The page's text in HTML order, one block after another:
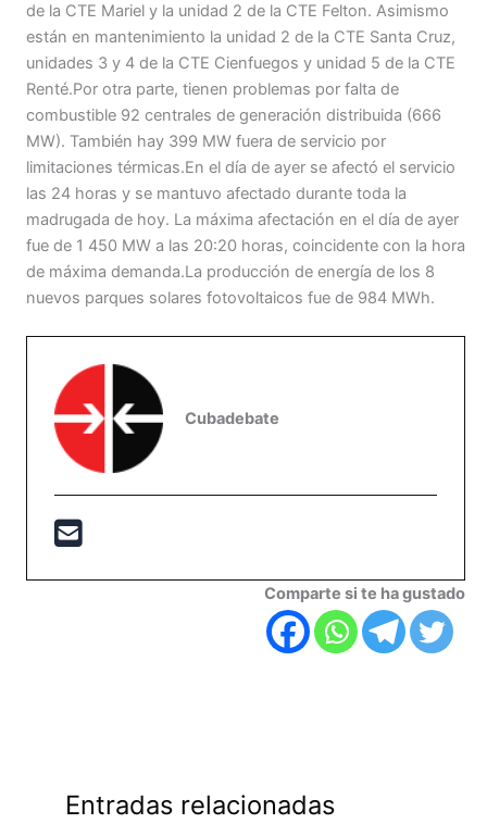
de la CTE Mariel y la unidad 2 de la CTE Felton. Asimismo
están en mantenimiento la unidad 2 de la CTE Santa Cruz,
unidades 3 y 4 de la CTE Cienfuegos y unidad 5 de la CTE
Renté.Por otra parte, tienen problemas por falta de
combustible 92 centrales de generación distribuida (666
MW). También hay 399 MW fuera de servicio por
limitaciones térmicas.En el día de ayer se afectó el servicio
las 24 horas y se mantuvo afectado durante toda la
madrugada de hoy. La máxima afectación en el día de ayer
fue de 1 450 MW a las 20:20 horas, coincidente con la hora
de máxima demanda.La producción de energía de los 8
nuevos parques solares fotovoltaicos fue de 984 MWh.
Cubadebate
Comparte si te ha gustado
Entradas relacionadas